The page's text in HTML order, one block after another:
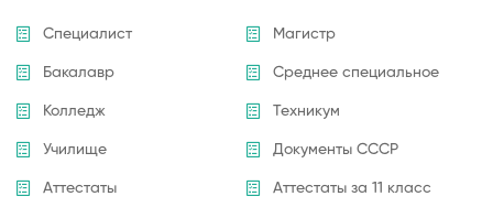
Специалист Магистр
Бакалавр Среднее специальное
Колледж Техникум
Училище Документы СССР
Аттестаты Аттестаты за 11 класс